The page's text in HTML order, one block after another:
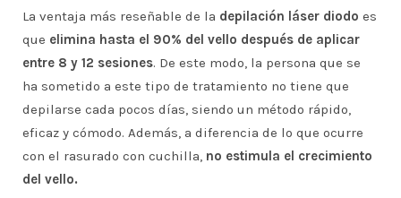
La ventaja más reseñable de la depilación láser diodo es
que elimina hasta el 90% del vello después de aplicar
entre 8 y 12 sesiones. De este modo, la persona que se
ha sometido a este tipo de tratamiento no tiene que
depilarse cada pocos días, siendo un método rápido,
eficaz y cómodo. Además, a diferencia de lo que ocurre
con el rasurado con cuchilla, no estimula el crecimiento
del vello.